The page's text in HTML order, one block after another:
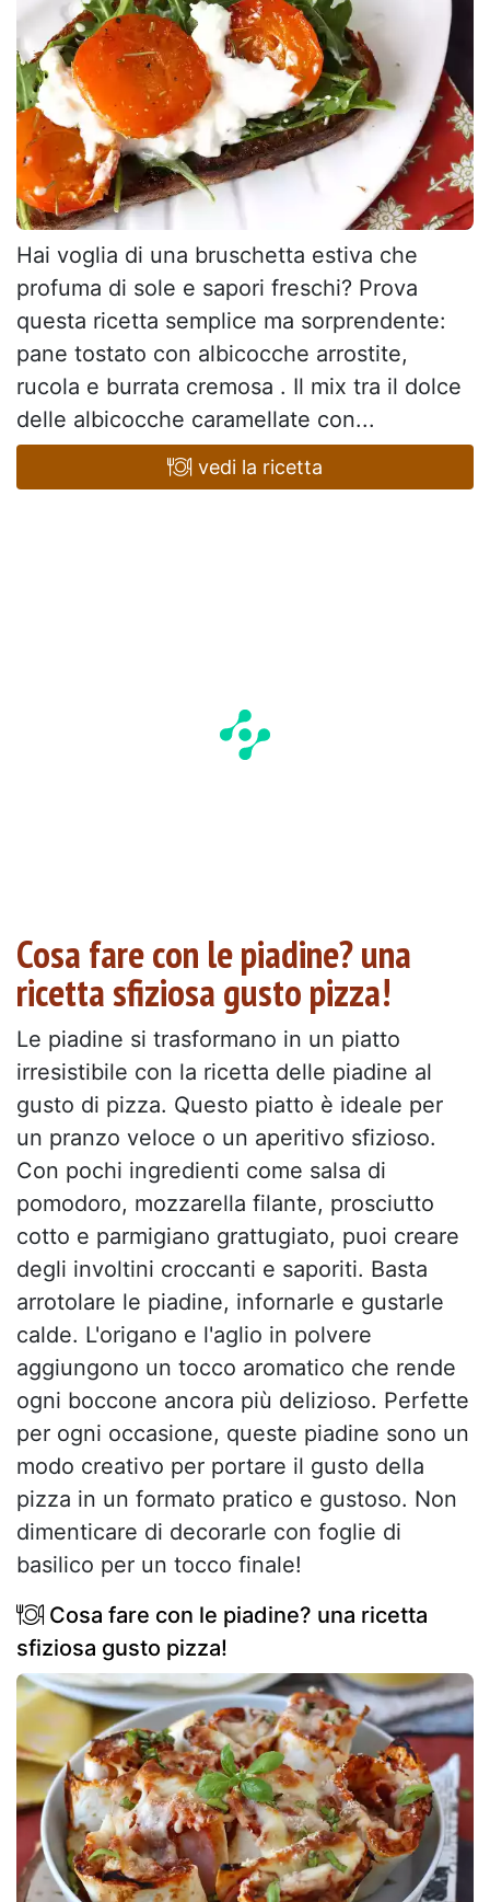
Hai voglia di una bruschetta estiva che
profuma di sole e sapori freschi? Prova
questa ricetta semplice ma sorprendente:
pane tostato con albicocche arrostite,
rucola e burrata cremosa . Il mix tra il dolce
delle albicocche caramellate con...
vedi la ricetta
Cosa fare con le piadine? una
ricetta sfiziosa gusto pizza!
Le piadine si trasformano in un piatto
irresistibile con la ricetta delle piadine al
gusto di pizza. Questo piatto è ideale per
un pranzo veloce o un aperitivo sfizioso.
Con pochi ingredienti come salsa di
pomodoro, mozzarella filante, prosciutto
cotto e parmigiano grattugiato, puoi creare
degli involtini croccanti e saporiti. Basta
arrotolare le piadine, infornarle e gustarle
calde. L'origano e l'aglio in polvere
aggiungono un tocco aromatico che rende
ogni boccone ancora più delizioso. Perfette
per ogni occasione, queste piadine sono un
modo creativo per portare il gusto della
pizza in un formato pratico e gustoso. Non
dimenticare di decorarle con foglie di
basilico per un tocco finale!
Cosa fare con le piadine? una ricetta
sfiziosa gusto pizza!